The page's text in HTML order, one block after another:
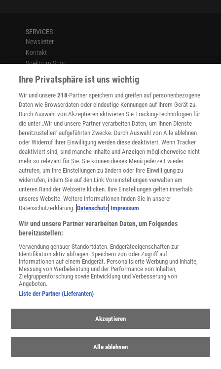
SERVICES
Newsletter
Kontakt
Spektrum Shop
Im Handel kaufen
Presse
Verträge kündigen
INFO
Mediadaten
Datenschutz
Nutzungsbedingungen
Cookie-Einstellungen
Utiq verwalten
Nutzungsbasierte Onlinewerbung
Alle Artikel
Impressum
Angebote für Schulen
Angebote für Institutionen
Sprachen lernen mit Gymglish
Lexika
Für Spektrum schreiben
Zugänglichkeitserklärung
WEBSEITEN
KielSCN
Wissenschaft in die Schulen
SciLogs
Ihre Privatsphäre ist uns wichtig
Wir und unsere218-Partner speichern und greifen auf personenbezogene
Daten wie Browserdaten oder eindeutige Kennungen auf Ihrem Gerät zu.
Durch Auswahl von Akzeptieren aktivieren Sie Tracking-Technologien für
die unter „Wir und unsere Partner verarbeiten Daten, um Ihnen Dienste
bereitzustellen“ aufgeführten Zwecke. Durch Auswahl von Alle ablehnen
oder Widerruf Ihrer Einwilligung werden diese deaktiviert. Wenn Tracker
deaktiviert sind, sind manche Inhalte und Anzeigen möglicherweise nicht
mehr so relevant für Sie. Sie können dieses Menü jederzeit wieder
aufrufen, um Ihre Einstellungen zu ändern oder Ihre Einwilligung zu
widerrufen, indem Sie auf den Link Voreinstellungen verwalten am
unteren Rand der Webseite klicken. Ihre Einstellungen gelten innerhalb
unseres Website. Weitere Informationen finden Sie in unserer
Datenschutzerklärung. Datenschutz Impressum
Wir und unsere Partner verarbeiten Daten, um Folgendes
bereitzustellen:
Verwendung genauer Standortdaten. Endgeräteeigenschaften zur
Identifikation aktiv abfragen. Speichern von oder Zugriff auf
Informationen auf einem Endgerät. Personalisierte Werbung und Inhalte,
Messung von Werbeleistung und der Performance von Inhalten,
Zielgruppenforschung sowie Entwicklung und Verbesserung von
Angeboten.
Liste der Partner (Lieferanten)
Akzeptieren
Alle ablehnen